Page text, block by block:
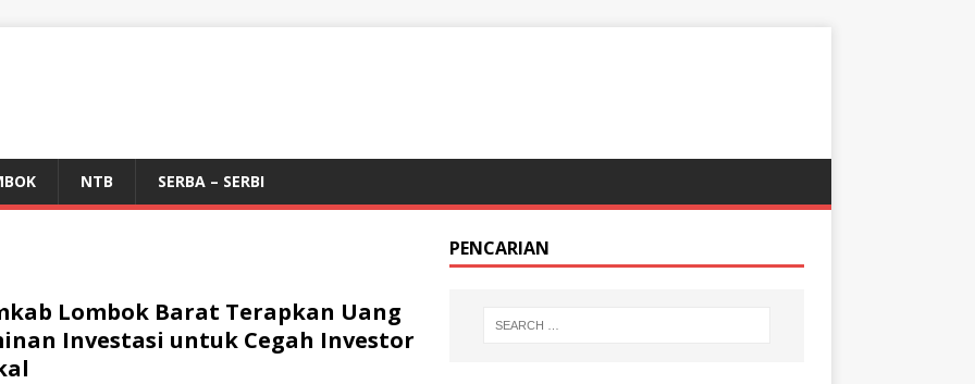
NTB SERBA – SERBI
Lombok Barat Terapkan Uang
Investasi untuk Cegah Investor
PENCARIAN